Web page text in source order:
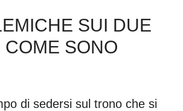
SUI DUE
SONO
di sedersi sul trono che si